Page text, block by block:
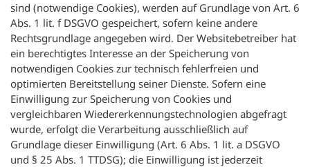
sind (notwendige Cookies), werden auf Grundlage von Art. 6
Abs. 1 lit. f DSGVO gespeichert, sofern keine andere
Rechtsgrundlage angegeben wird. Der Websitebetreiber hat
ein berechtigtes Interesse an der Speicherung von
notwendigen Cookies zur technisch fehlerfreien und
optimierten Bereitstellung seiner Dienste. Sofern eine
Einwilligung zur Speicherung von Cookies und
vergleichbaren Wiedererkennungstechnologien abgefragt
wurde, erfolgt die Verarbeitung ausschließlich auf
Grundlage dieser Einwilligung (Art. 6 Abs. 1 lit. a DSGVO
und § 25 Abs. 1 TTDSG); die Einwilligung ist jederzeit